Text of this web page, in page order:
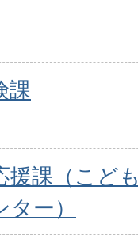
課
援課（こども
ー）